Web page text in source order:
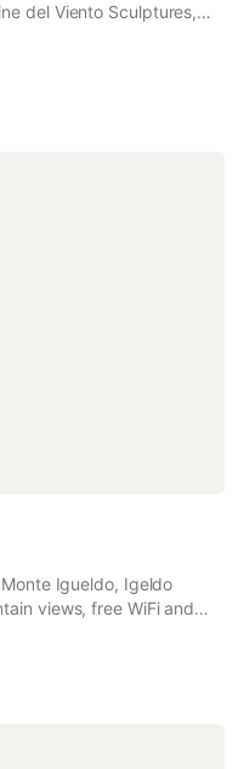
del Viento Sculptures,
features mountain
Beach.
Igueldo, Igeldo
views, free WiFi and
this accommodation
smoking and is set 9.